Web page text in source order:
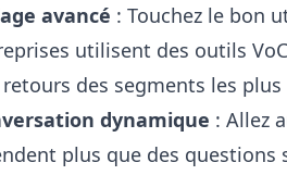
avancé : Touchez le bon
utilisent des outils
retours des segments les
dynamique : Allez
plus que des